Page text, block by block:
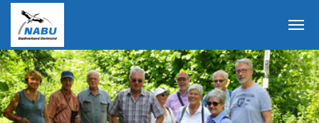
Skip to main content